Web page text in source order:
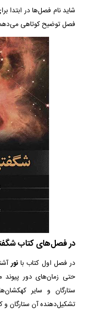
شاید نام فصل‌ها در ابتدا
فصل توضیح کوتاهی می‌دهم
در فصل‌های کتاب
در فصل اول کتاب با نور
حتی زمان‌های دور
ستارگان و سایر
تشکیل‌دهنده آن ستارگان